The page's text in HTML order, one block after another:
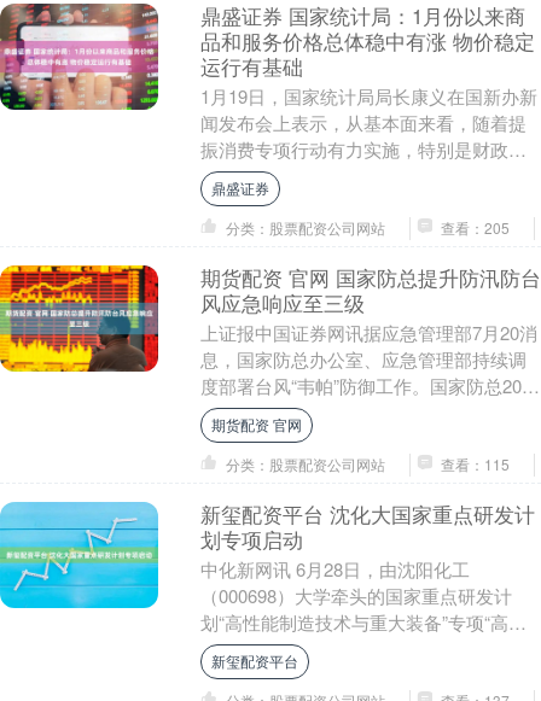
鼎盛证券 国家统计局：1月份以来商
品和服务价格总体稳中有涨 物价稳定
运行有基础
1月19日，国家统计局局长康义在国新办新
闻发布会上表示，从基本面来看，随着提
振消费专项行动有力实施，特别是财政金
融协同促内需一揽子政策等增量措施陆续
推出，消费需....
鼎盛证券
分类：股票配资公司网站
查看：205
期货配资 官网 国家防总提升防汛防台
风应急响应至三级
上证报中国证券网讯据应急管理部7月20消
息，国家防总办公室、应急管理部持续调
度部署台风“韦帕”防御工作。国家防总20日
10时将针对广东、海南的防汛防台风应急
响应....
期货配资 官网
分类：股票配资公司网站
查看：115
新玺配资平台 沈化大国家重点研发计
划专项启动
中化新网讯 6月28日，由沈阳化工
（000698）大学牵头的国家重点研发计
划“高性能制造技术与重大装备”专项“高孔
隙率氧化镁陶瓷隔热构件烧制成形技术与
装备”项目....
新玺配资平台